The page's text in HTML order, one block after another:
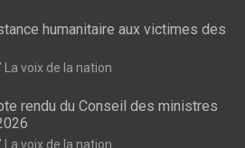
humanitaire aux victimes des
La voix de la nation
rendu du Conseil des ministres
La voix de la nation